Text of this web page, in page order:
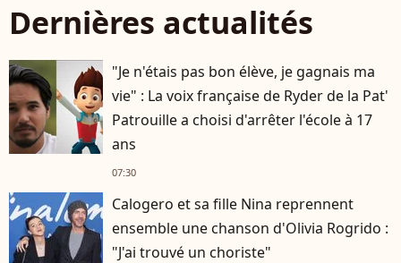
Dernières actualités
"Je n'étais pas bon élève, je gagnais ma
vie" : La voix française de Ryder de la Pat'
Patrouille a choisi d'arrêter l'école à 17
ans
07:30
Calogero et sa fille Nina reprennent
ensemble une chanson d'Olivia Rogrido :
"J'ai trouvé un choriste"